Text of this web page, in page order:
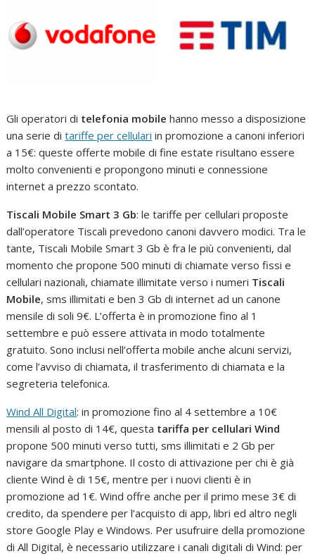
Gli operatori di telefonia mobile hanno messo a disposizione
una serie ditariffe per cellulari in promozione a canoni inferiori
a 15€: queste offerte mobile di fine estate risultano essere
molto convenienti e propongono minuti e connessione
internet a prezzo scontato.
Tiscali Mobile Smart 3 Gb: le tariffe per cellulari proposte
dall’operatore Tiscali prevedono canoni davvero modici. Tra le
tante, Tiscali Mobile Smart 3 Gb è fra le più convenienti, dal
momento che propone 500 minuti di chiamate verso fissi e
cellulari nazionali, chiamate illimitate verso i numeri Tiscali
Mobile, sms illimitati e ben 3 Gb di internet ad un canone
mensile di soli 9€. L’offerta è in promozione fino al 1
settembre e può essere attivata in modo totalmente
gratuito. Sono inclusi nell’offerta mobile anche alcuni servizi,
come l’avviso di chiamata, il trasferimento di chiamata e la
segreteria telefonica.
Wind All Digital: in promozione fino al 4 settembre a 10€
mensili al posto di 14€, questa tariffa per cellulari Wind
propone 500 minuti verso tutti, sms illimitati e 2 Gb per
navigare da smartphone. Il costo di attivazione per chi è già
cliente Wind è di 15€, mentre per i nuovi clienti è in
promozione ad 1€. Wind offre anche per il primo mese 3€ di
credito, da spendere per l’acquisto di app, libri ed altro negli
store Google Play e Windows. Per usufruire della promozione
di All Digital, è necessario utilizzare i canali digitali di Wind: per